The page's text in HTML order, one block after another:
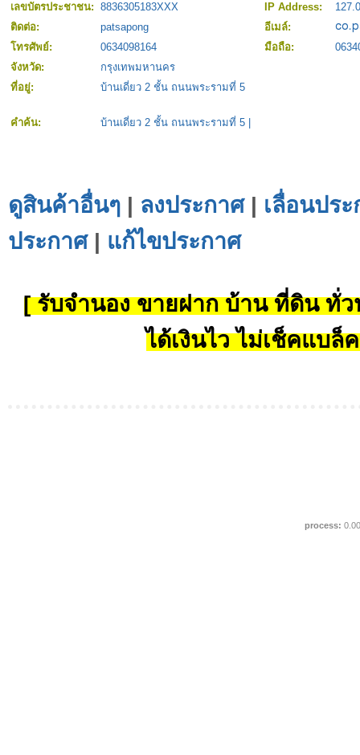
เลขบัตรประชาชน: 8836305183XXX IP Address:
ติดต่อ:
patsapong
อีเมล์:
โทรศัพย์:
0634098164 มือถือ:
จังหวัด:
กรุงเทพมหานคร
ที่อยู่:
บ้านเดี่ยว 2 ชั้น ถนนพระรามที่ 5
คำค้น: บ้านเดี่ยว 2 ชั้น ถนนพระรามที่ 5
ดูสินค้าอื่นๆ | ลงประกาศ| เลื่อนปร
ประกาศ| แก้ไขประกาศ
[ รับจำนอง ขายฝาก บ้าน ที่ดิน ทั่ว
ได้เงินไว ไม่เช็คแบล็
process: